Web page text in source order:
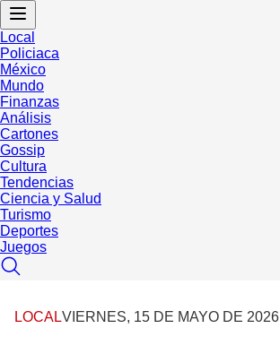
Local
Policiaca
México
Mundo
Finanzas
Análisis
Cartones
Gossip
Cultura
Tendencias
Ciencia y Salud
Turismo
Deportes
Juegos
LOCALVIERNES, 15 DE MAYO DE 2026